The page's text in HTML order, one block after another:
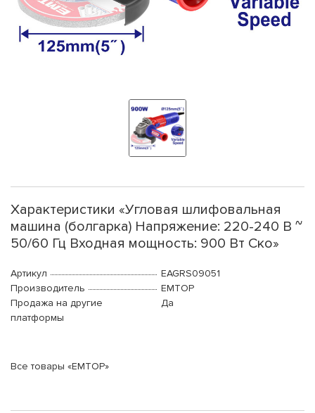
Характеристики «Угловая шлифовальная
машина (болгарка) Напряжение: 220-240 В ~
50/60 Гц Входная мощность: 900 Вт Ско»
Артикул
EAGRS09051
Производитель
EMTOP
Продажа на другие
платформы
Да
Все товары «EMTOP»